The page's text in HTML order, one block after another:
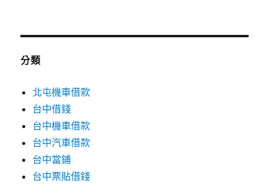
分類
北屯機車借款
台中借錢
台中機車借款
台中汽車借款
台中當鋪
台中票貼借錢